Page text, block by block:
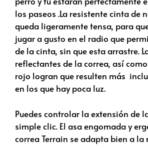
los paseos .La resistente cinta de
queda ligeramente tensa, para
jugar a gusto en el radio que
de la cinta, sin que esta arrastre.
reflectantes de la correa, así
rojo logran que resulten más
en los que hay poca luz.
Puedes controlar la extensión de
simple clic. El asa engomada y
correa Terrain se adapta bien a la